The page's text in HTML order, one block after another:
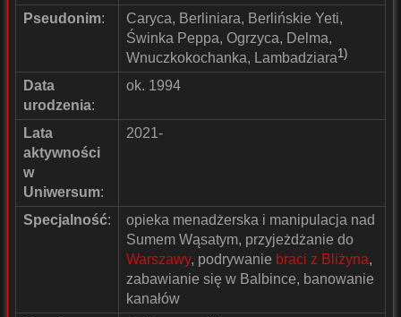
Pseudonim:
Caryca, Berliniara, Berlińskie Yeti,
Świnka Peppa, Ogrzyca, Delma,
Wnuczkokochanka, Lambadziara1)
Data
urodzenia:
ok. 1994
Lata
aktywności
w
Uniwersum:
2021-
Specjalność:
opieka menadżerska i manipulacja nad
Sumem Wąsatym, przyjeżdżanie do
Warszawy, podrywanie braci z Bliżyna,
zabawianie się w Balbince, banowanie
kanałów